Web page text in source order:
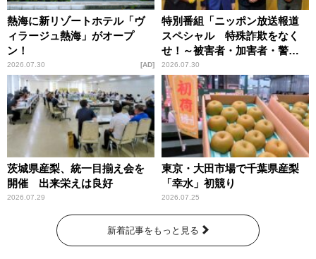
熱海に新リゾートホテル「ヴ
ィラージュ熱海」がオープ
ン！
2026.07.30 AD
特別番組「ニッポン放送報道
スペシャル 特殊詐欺をなく
せ！～被害者・加害者・警視
庁が語るトクリュウの実態
～」放送
2026.07.30
茨城県産梨、統一目揃え会を
開催 出来栄えは良好
2026.07.29
東京・大田市場で千葉県産梨
「幸水」初競り
2026.07.25
新着記事をもっと見る